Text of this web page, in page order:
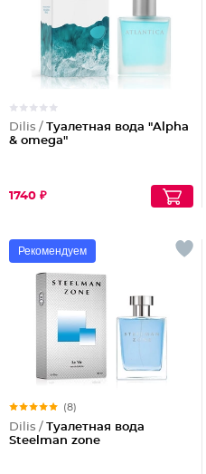
Dilis / Туалетная вода "Alpha
& omega"
1740 ₽
Рекомендуем
(8)
Dilis / Туалетная вода
Steelman zone